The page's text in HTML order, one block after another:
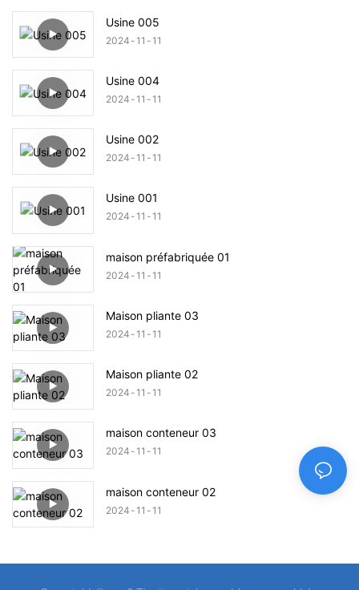
Usine 005
2024 11 11
Usine 004
2024 11 11
Usine 002
2024 11 11
Usine 001
2024 11 11
maison préfabriquée 01
2024 11 11
Maison pliante 03
2024 11 11
Maison pliante 02
2024 11 11
maison conteneur 03
2024 11 11
maison conteneur 02
2024 11 11